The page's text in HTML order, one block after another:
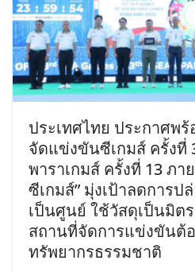
ประเทศไทย ประกาศพร้
จัดแข่งขันซีเกมส์ ครั้งที่
พาราเกมส์ ครั้งที่ 13 ภา
ซีเกมส์” มุ่งเป้าลดการป
เป็นศูนย์ ใช้วัสดุเป็นมิต
สถานที่จัดการแข่งขันต้
ทรัพยากรธรรมชาติ